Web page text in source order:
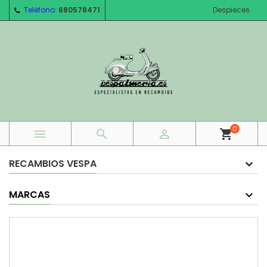
Teléfono: 680578471 Despieces
   shopping_cart0
RECAMBIOS VESPA
MARCAS